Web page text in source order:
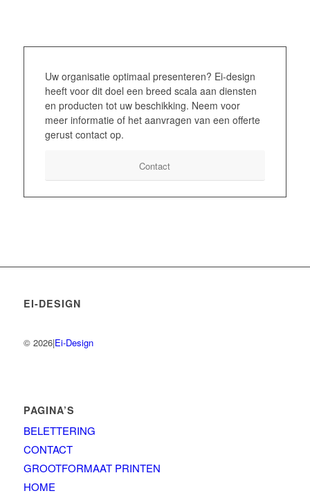
Uw organisatie optimaal presenteren? Ei-design
heeft voor dit doel een breed scala aan diensten
en producten tot uw beschikking. Neem voor
meer informatie of het aanvragen van een offerte
gerust contact op.
Contact
EI-DESIGN
© 2026|Ei-Design
PAGINA’S
BELETTERING
CONTACT
GROOTFORMAAT PRINTEN
HOME